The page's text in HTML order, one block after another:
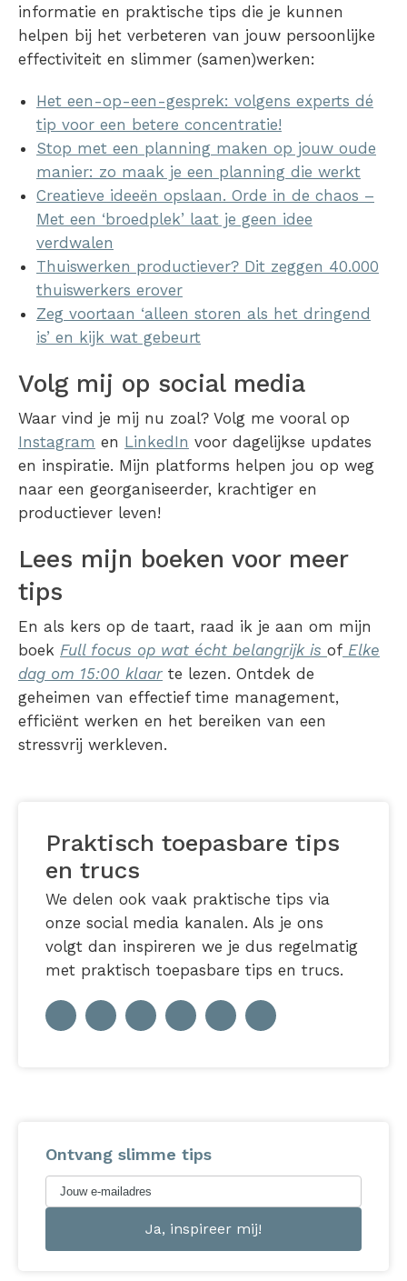
informatie en praktische tips die je kunnen
helpen bij het verbeteren van jouw persoonlijke
effectiviteit en slimmer (samen)werken:
Het een-op-een-gesprek: volgens experts dé
tip voor een betere concentratie!
Stop met een planning maken op jouw oude
manier: zo maak je een planning die werkt
Creatieve ideeën opslaan. Orde in de chaos –
Met een ‘broedplek’ laat je geen idee
verdwalen
Thuiswerken productiever? Dit zeggen 40.000
thuiswerkers erover
Zeg voortaan ‘alleen storen als het dringend
is’ en kijk wat gebeurt
Volg mij op social media
Waar vind je mij nu zoal? Volg me vooral op
Instagram en LinkedIn voor dagelijkse updates
en inspiratie. Mijn platforms helpen jou op weg
naar een georganiseerder, krachtiger en
productiever leven!
Lees mijn boeken voor meer
tips
En als kers op de taart, raad ik je aan om mijn
boek Full focus op wat écht belangrijk is of Elke
dag om 15:00 klaar te lezen. Ontdek de
geheimen van effectief time management,
efficiënt werken en het bereiken van een
stressvrij werkleven.
Praktisch toepasbare tips
en trucs
We delen ook vaak praktische tips via
onze social media kanalen. Als je ons
volgt dan inspireren we je dus regelmatig
met praktisch toepasbare tips en trucs.
Ontvang slimme tips